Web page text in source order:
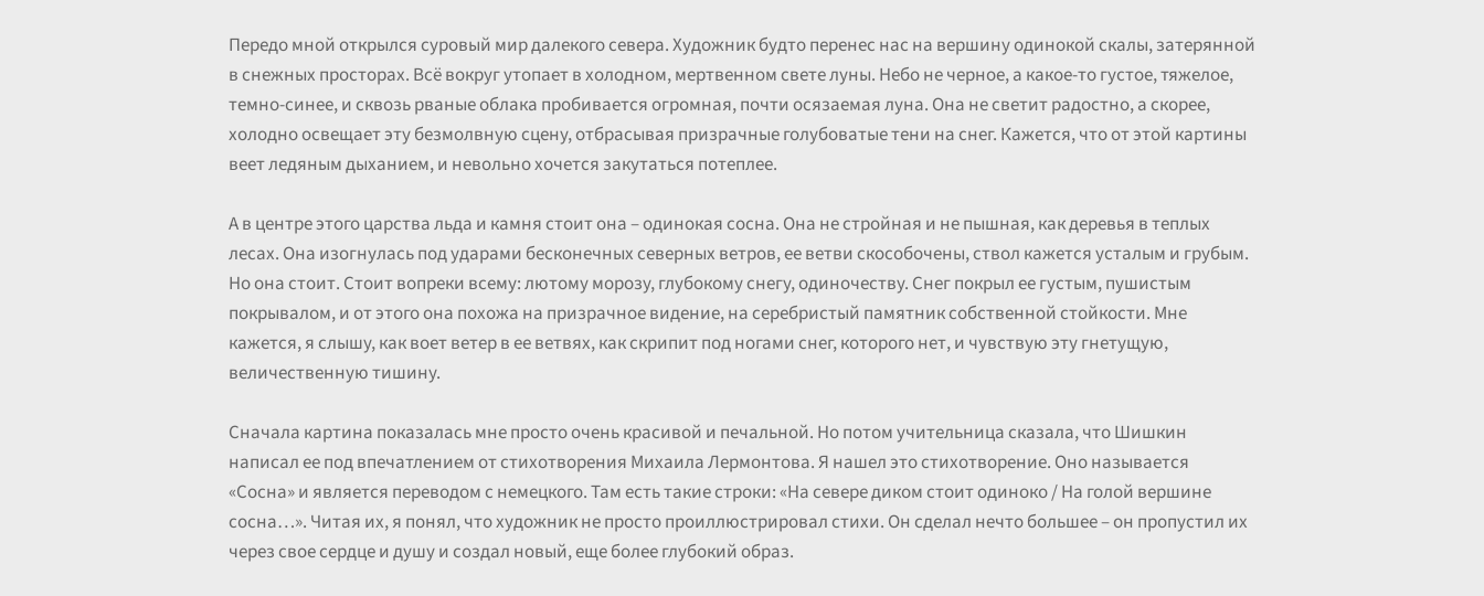
Передо мной открылся суровый мир далекого севера. Художник будто перенес нас на вершину одинокой скалы, затерянной
в снежных просторах. Всё вокруг утопает в холодном, мертвенном свете луны. Небо не черное, а какое-то густое, тяжелое,
темно-синее, и сквозь рваные облака пробивается огромная, почти осязаемая луна. Она не светит радостно, а скорее,
холодно освещает эту безмолвную сцену, отбрасывая призрачные голубоватые тени на снег. Кажется, что от этой картины
веет ледяным дыханием, и невольно хочется закутаться потеплее.
А в центре этого царства льда и камня стоит она – одинокая сосна. Она не стройная и не пышная, как деревья в теплых
лесах. Она изогнулась под ударами бесконечных северных ветров, ее ветви скособочены, ствол кажется усталым и грубым.
Но она стоит. Стоит вопреки всему: лютому морозу, глубокому снегу, одиночеству. Снег покрыл ее густым, пушистым
покрывалом, и от этого она похожа на призрачное видение, на серебристый памятник собственной стойкости. Мне
кажется, я слышу, как воет ветер в ее ветвях, как скрипит под ногами снег, которого нет, и чувствую эту гнетущую,
величественную тишину.
Сначала картина показалась мне просто очень красивой и печальной. Но потом учительница сказала, что Шишкин
написал ее под впечатлением от стихотворения Михаила Лермонтова. Я нашел это стихотворение. Оно называется
«Сосна» и является переводом с немецкого. Там есть такие строки: «На севере диком стоит одиноко / На голой вершине
сосна…». Читая их, я понял, что художник не просто проиллюстрировал стихи. Он сделал нечто большее – он пропустил их
через свое сердце и душу и создал новый, еще более глубокий образ.